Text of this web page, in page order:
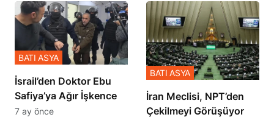
İsrail’den Doktor Ebu
Safiya’ya Ağır İşkence
BATI ASYA
7 ay önce
İran Meclisi, NPT’den
Çekilmeyi Görüşüyor
BATI ASYA